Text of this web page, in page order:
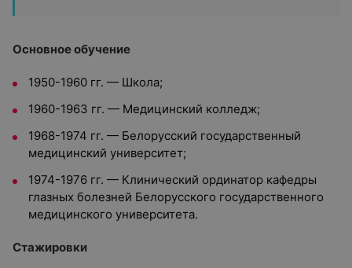
Основное обучение
1950-1960 гг. — Школа;
1960-1963 гг. — Медицинский колледж;
1968-1974 гг. — Белорусский государственный
медицинский университет;
1974-1976 гг. — Клинический ординатор кафедры
глазных болезней Белорусского государственного
медицинского университета.
Стажировки